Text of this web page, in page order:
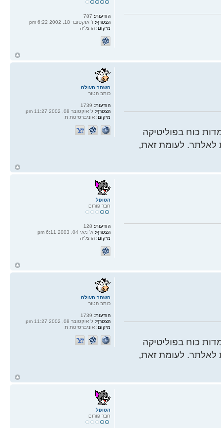
הודעות:787
הצטרף:ו' אוקטובר 18, 2002 6:22 pm
מיקום:הרצליה
כוח בפוליטיקה
לאלתר. לעומת זאת,
השחר העולה
כותב הטור
הודעות:
הצטרף: ג' אוקטובר 08, 2002 11:27 pm
מיקום: אוניברסיטת ת
הטופל
חבר פורום
הודעות:128
הצטרף:א' מאי 04, 2003 6:11 pm
מיקום:הרצליה
כוח בפוליטיקה
לאלתר. לעומת זאת,
השחר העולה
כותב הטור
הודעות:
הצטרף: ג' אוקטובר 08, 2002 11:27 pm
מיקום: אוניברסיטת ת
הטופל
חבר פורום